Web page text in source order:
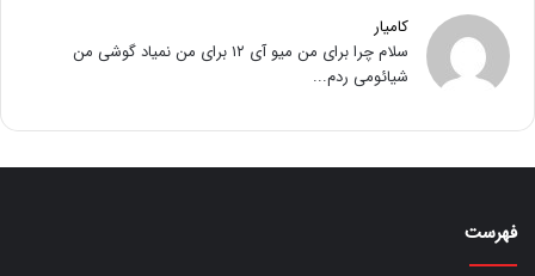
کامیار
سلام چرا برای من میو آی ۱۲ برای من نمیاد گوشی من
شیائومی ردم...
فهرست